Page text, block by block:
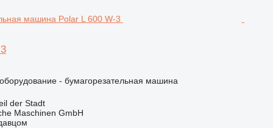
- бумагорезательная машина
der Stadt
Maschinen GmbH